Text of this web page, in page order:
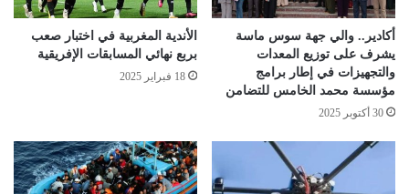
أكادير.. والي جهة سوس ماسة
يشرف على توزيع المعدات
والتجهيزات في إطار برامج
مؤسسة محمد الخامس للتضامن
30 أكتوبر 2025
الأندية المغربية في اختبار صعب
بربع نهائي المسابقات الإفريقية
18 فبراير 2025